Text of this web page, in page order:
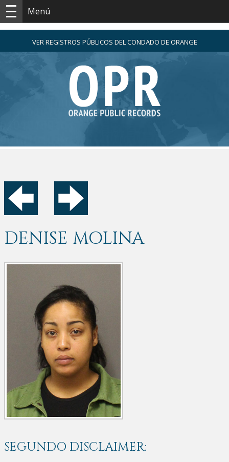
Menú
VER REGISTROS PÚBLICOS DEL CONDADO DE ORANGE
DENISE MOLINA
SEGUNDO DISCLAIMER: